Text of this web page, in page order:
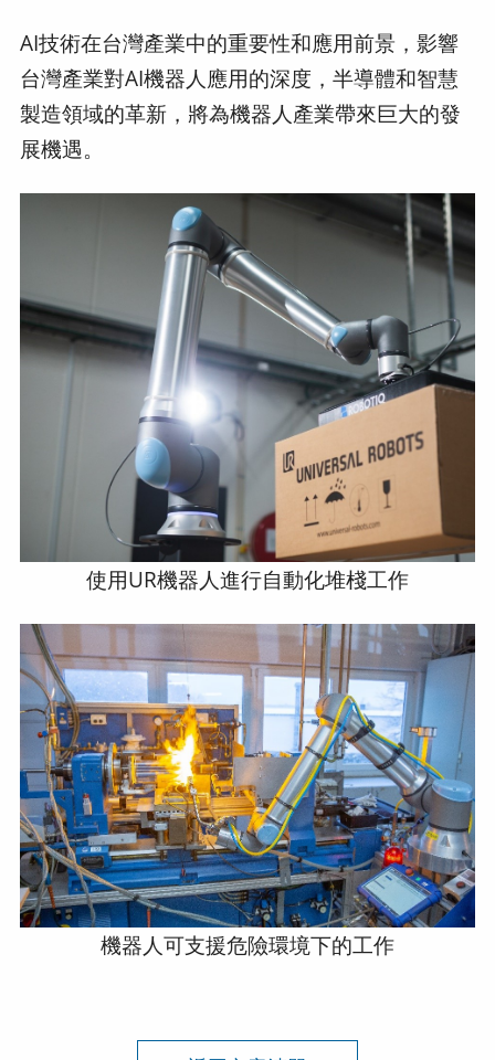
AI技術在台灣產業中的重要性和應用前景，影響
台灣產業對AI機器人應用的深度，半導體和智慧
製造領域的革新，將為機器人產業帶來巨大的發
展機遇。
使用UR機器人進行自動化堆棧工作
機器人可支援危險環境下的工作